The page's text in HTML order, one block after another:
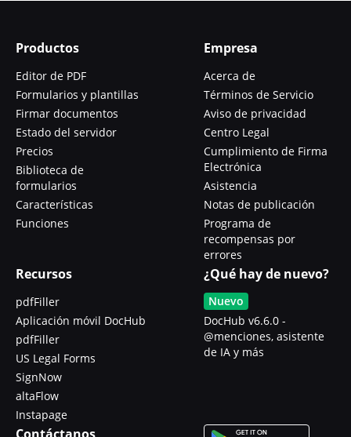
Productos
Editor de PDF
Formularios y plantillas
Firmar documentos
Estado del servidor
Precios
Biblioteca de
formularios
Características
Funciones
Empresa
Acerca de
Términos de Servicio
Aviso de privacidad
Centro Legal
Cumplimiento de Firma
Electrónica
Asistencia
Notas de publicación
Programa de
recompensas por
errores
Recursos
pdfFiller
Aplicación móvil DocHub
pdfFiller
US Legal Forms
SignNow
altaFlow
Instapage
¿Qué hay de nuevo?
Nuevo
DocHub v6.6.0 -
@menciones, asistente
de IA y más